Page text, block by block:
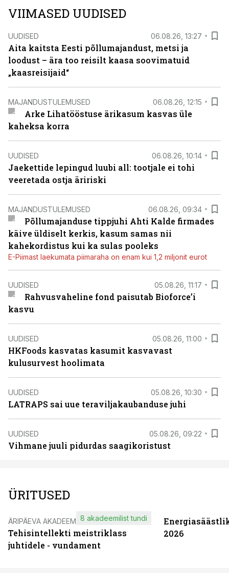
VIIMASED UUDISED
UUDISED 06.08.26, 13:27
Aita kaitsta Eesti põllumajandust, metsi ja
loodust – ära too reisilt kaasa soovimatuid
„kaasreisijaid“
MAJANDUSTULEMUSED 06.08.26, 12:15
Arke Lihatööstuse ärikasum kasvas üle
kaheksa korra
UUDISED 06.08.26, 10:14
Jaekettide lepingud luubi all: tootjale ei tohi
veeretada ostja äririski
MAJANDUSTULEMUSED 06.08.26, 09:34
Põllumajanduse tippjuhi Ahti Kalde firmades
käive üldiselt kerkis, kasum samas nii
kahekordistus kui ka sulas pooleks
E-Piimast laekumata piimaraha on enam kui 1,2 miljonit eurot
UUDISED 05.08.26, 11:17
Rahvusvaheline fond paisutab Bioforce’i
kasvu
UUDISED 05.08.26, 11:00
HKFoods kasvatas kasumit kasvavast
kulusurvest hoolimata
UUDISED 05.08.26, 10:30
LATRAPS sai uue teraviljakaubanduse juhi
UUDISED 05.08.26, 09:22
Vihmane juuli pidurdas saagikoristust
ÜRITUSED
ÄRIPÄEVA AKADEEMIA
Tehisintellekti meistriklass
juhtidele - vundament
8 akadeemilist tundi
2026